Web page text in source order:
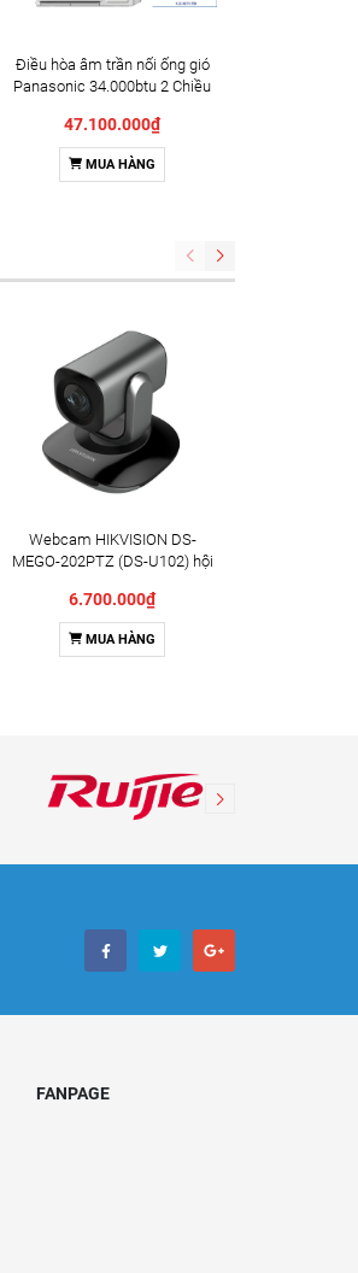
Điều hòa âm trần nối ống gió
Panasonic 34.000btu 2 Chiều
34PZ3H5
47.100.000₫
MUA HÀNG
Webcam HIKVISION DS-
MEGO-202PTZ (DS-U102) hội
6.700.000₫
MUA HÀNG
FANPAGE